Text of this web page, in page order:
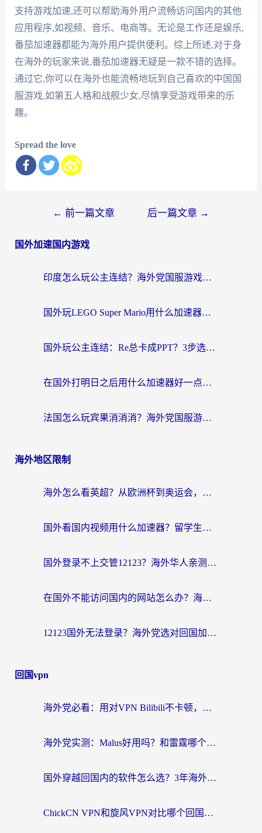
支持游戏加速,还可以帮助海外用户流畅访问国内的其他
应用程序,如视频、音乐、电商等。无论是工作还是娱乐,
番茄加速器都能为海外用户提供便利。综上所述,对于身
在海外的玩家来说,番茄加速器无疑是一款不错的选择。
通过它,你可以在海外也能流畅地玩到自己喜欢的中国国
服游戏,如第五人格和战舰少女,尽情享受游戏带来的乐
趣。
Spread the love
导
← 前一篇文章 后一篇文章 →
国外加速国内游戏
印度怎么玩公主连结？海外党国服游戏加速终极指南（附仙境传说RO重生细胞优化技巧）
国外玩LEGO Super Mario用什么加速器？2026海外玩家亲测有效指南
国外玩公主连结：Re总卡成PPT？3步选对加速器，畅玩国服无压力
在国外打明日之后用什么加速器好一点？海外玩家亲测有效的国服游戏加速指南
法国怎么玩宾果消消消？海外党国服游戏加速器终极指南（附漫威召唤与合成解决办法）
海外地区限制
海外怎么看英超？从欧洲杯到奥运会，一份让你不卡壳的中文解说观看指南
国外看国内视频用什么加速器？留学生和海外华人的实用指南
国外登录不上交管12123？海外华人亲测有效的回国加速器选择指南
在国外不能访问国内的网站怎么办？海外党必看的无缝回国上网指南
12123国外无法登录？海外党选对回国加速器，轻松解决国内资源访问难题
回国vpn
海外党必看：用对VPN Bilibili不卡顿，英国玩国内游戏也丝滑——2026回国加速器选择指南
海外党实测：Malus好用吗？和雷霆哪个好？+ 3款热门加速器深度对比
国外穿越回国内的软件怎么选？3年海外党亲测实用指南，告别地域限制
ChickCN VPN和旋风VPN对比哪个回国效果更好？海外党实测回国内网神器指南